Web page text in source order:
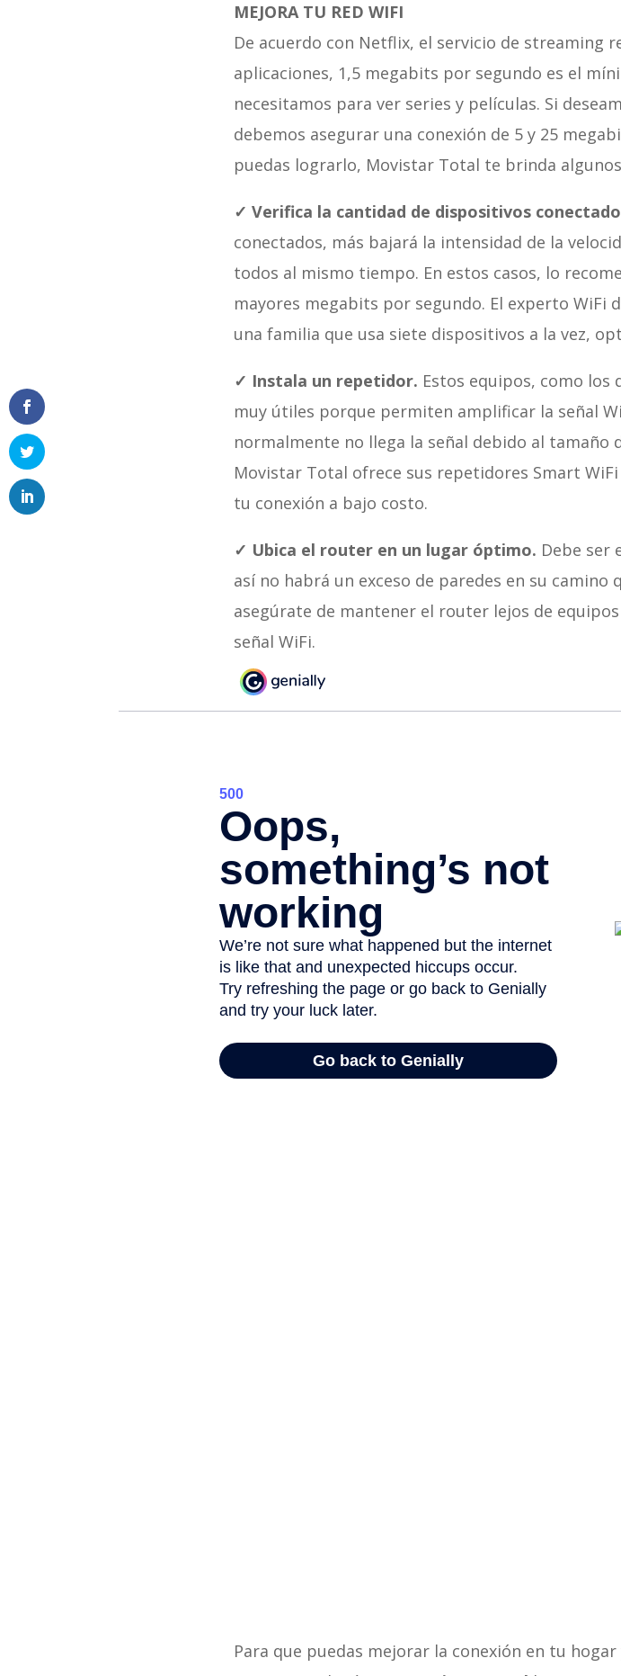
MEJORA TU RED WIFI
De acuerdo con Netflix, el servicio de streaming
aplicaciones, 1,5 megabits por segundo es el
necesitamos para ver series y películas. Si
debemos asegurar una conexión de 5 y 25
puedas lograrlo, Movistar Total te brinda
✓ Verifica la cantidad de dispositivos
conectados, más bajará la intensidad de la
todos al mismo tiempo. En estos casos, lo
mayores megabits por segundo. El experto
una familia que usa siete dispositivos a la vez,
✓ Instala un repetidor. Estos equipos, como los
muy útiles porque permiten amplificar la señal
normalmente no llega la señal debido al tamaño
Movistar Total ofrece sus repetidores Smart
tu conexión a bajo costo.
✓ Ubica el router en un lugar óptimo. Debe ser
así no habrá un exceso de paredes en su camino
asegúrate de mantener el router lejos de
señal WiFi.
Para que puedas mejorar la conexión en tu